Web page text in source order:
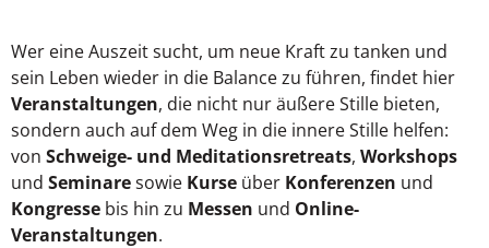
Wer eine Auszeit sucht, um neue Kraft zu tanken und
sein Leben wieder in die Balance zu führen, findet hier
Veranstaltungen, die nicht nur äußere Stille bieten,
sondern auch auf dem Weg in die innere Stille helfen:
von Schweige- und Meditationsretreats, Workshops
und Seminaresowie Kurse über Konferenzen und
Kongresse bis hin zu Messen und Online-
Veranstaltungen.